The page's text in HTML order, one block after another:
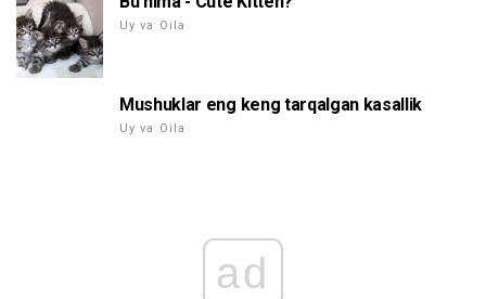
Uy va Oila
Mushuklar eng keng tarqalgan kasallik
Uy va Oila
ad